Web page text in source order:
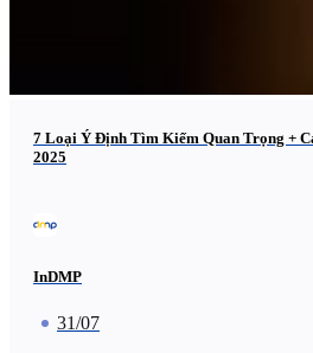
7 Loại Ý Định Tìm Kiếm Quan Trọng +
2025
InDMP
31/07